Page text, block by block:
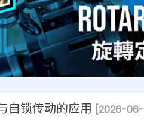
自锁传动的应用 [2026-06-